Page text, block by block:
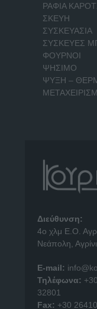
ΡΑΦΙΑ
ΣΚΕΥΗ
ΣΥΣΚΕΥΑΣΙΑ
ΣΥΣΚΕΥΕΣ
ΦΟΥΡΝΟΙ
ΨΗΣΙΜΟ
ΨΥΞΗ –
Διεύθυνση:
4o χλμ Ε.Ο.
Νεάπολη,
E-mail:
Τηλέφωνα:
32801
Fax: +30